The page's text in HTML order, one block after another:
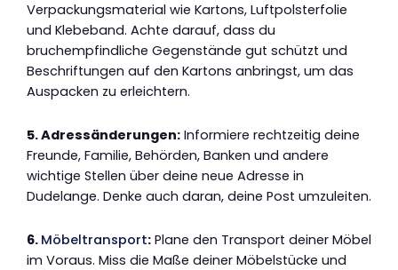
Verpackungsmaterial wie Kartons, Luftpolsterfolie
und Klebeband. Achte darauf, dass du
bruchempfindliche Gegenstände gut schützt und
Beschriftungen auf den Kartons anbringst, um das
Auspacken zu erleichtern.
5. Adressänderungen: Informiere rechtzeitig deine
Freunde, Familie, Behörden, Banken und andere
wichtige Stellen über deine neue Adresse in
Dudelange. Denke auch daran, deine Post umzuleiten.
6. Möbeltransport: Plane den Transport deiner Möbel
im Voraus. Miss die Maße deiner Möbelstücke und